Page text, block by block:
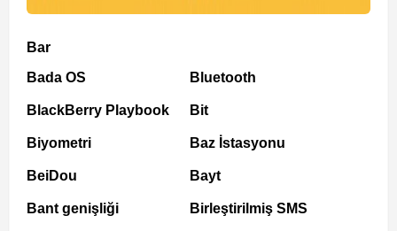
Bar
Bada OS
BlackBerry Playbook
Biyometri
BeiDou
Bant genişliği
Bluetooth
Bit
Baz İstasyonu
Bayt
Birleştirilmiş SMS